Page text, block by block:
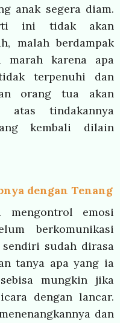
anak segera diam.
ini tidak akan
malah berdampak
marah karena apa
terpenuhi dan
orang tua akan
atas tindakannya
kembali dilain
dengan Tenang
mengontrol emosi
berkomunikasi
sudah dirasa
tanya apa yang ia
mungkin jika
dengan lancar.
dan